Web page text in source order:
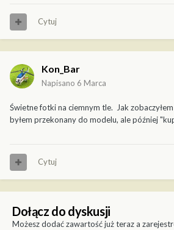
Cytuj
Kon_Bar
Napisano 6 Marca
Świetne fotki na ciemnym tle. Jak
byłem przekonany do modelu, ale później
Cytuj
Dołącz do dyskusji
Możesz dodać zawartość już teraz a